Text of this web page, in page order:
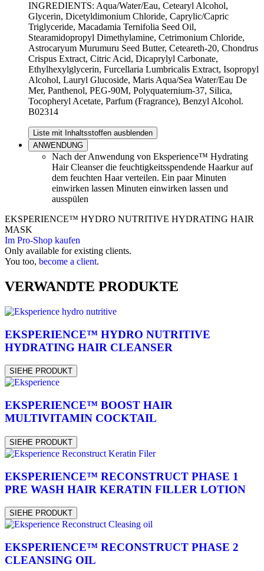
INGREDIENTS: Aqua/Water/Eau, Cetearyl Alcohol,
Glycerin, Dicetyldimonium Chloride, Caprylic/Capric
Triglyceride, Macadamia Ternifolia Seed Oil,
Stearamidopropyl Dimethylamine, Cetrimonium Chloride,
Astrocaryum Murumuru Seed Butter, Ceteareth-20, Chondrus
Crispus Extract, Citric Acid, Dicaprylyl Carbonate,
Ethylhexylglycerin, Furcellaria Lumbricalis Extract, Isopropyl
Alcohol, Lauryl Glucoside, Maris Aqua/Sea Water/Eau De
Mer, Panthenol, PEG-90M, Polyquaternium-37, Silica,
Tocopheryl Acetate, Parfum (Fragrance), Benzyl Alcohol.
B02314
Liste mit Inhaltsstoffen ausblenden
ANWENDUNG
Nach der Anwendung von Eksperience™ Hydrating
Hair Cleanser die feuchtigkeitsspendende Haarkur auf
dem feuchten Haar verteilen. Ein paar Minuten
einwirken lassen Minuten einwirken lassen und
ausspülen
EKSPERIENCE™ HYDRO NUTRITIVE HYDRATING HAIR
MASK
Im Pro-Shop kaufen
Only available for existing clients.
You too, become a client.
VERWANDTE PRODUKTE
EKSPERIENCE™ HYDRO NUTRITIVE
HYDRATING HAIR CLEANSER
SIEHE PRODUKT
EKSPERIENCE™ BOOST HAIR
MULTIVITAMIN COCKTAIL
SIEHE PRODUKT
EKSPERIENCE™ RECONSTRUCT PHASE 1
PRE WASH HAIR KERATIN FILLER LOTION
SIEHE PRODUKT
EKSPERIENCE™ RECONSTRUCT PHASE 2
CLEANSING OIL